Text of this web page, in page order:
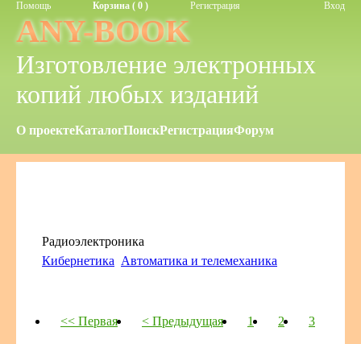
Помощь Корзина ( 0 ) Регистрация Вход
ANY-BOOK
Изготовление электронных
копий любых изданий
О проектеКаталогПоискРегистрацияФорум
Радиоэлектроника
Кибернетика Автоматика и телемеханика
<< Первая < Предыдущая 1 2 3